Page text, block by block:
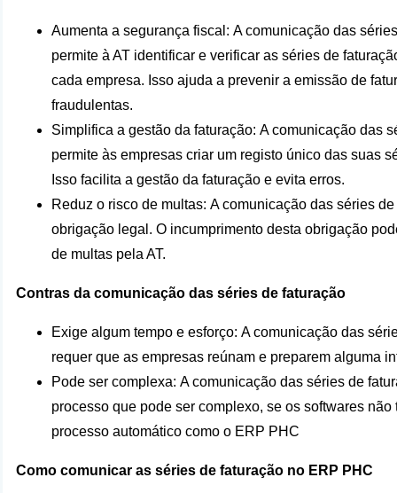
Aumenta a segurança fiscal: A comunicação das
permite à AT identificar e verificar as séries de
cada empresa. Isso ajuda a prevenir a emissão de
fraudulentas.
Simplifica a gestão da faturação: A comunicação das
permite às empresas criar um registo único das suas
Isso facilita a gestão da faturação e evita erros.
Reduz o risco de multas: A comunicação das séries
obrigação legal. O incumprimento desta obrigação
de multas pela AT.
Contras da comunicação das séries de faturação
Exige algum tempo e esforço: A comunicação das
requer que as empresas reúnam e preparem alguma
Pode ser complexa: A comunicação das séries de
processo que pode ser complexo, se os softwares não
processo automático como o ERP PHC
Como comunicar as séries de faturação no ERP PHC